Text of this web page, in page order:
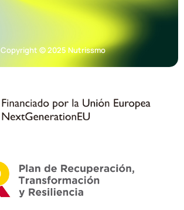
Copyright © 2025 Nutrissmo